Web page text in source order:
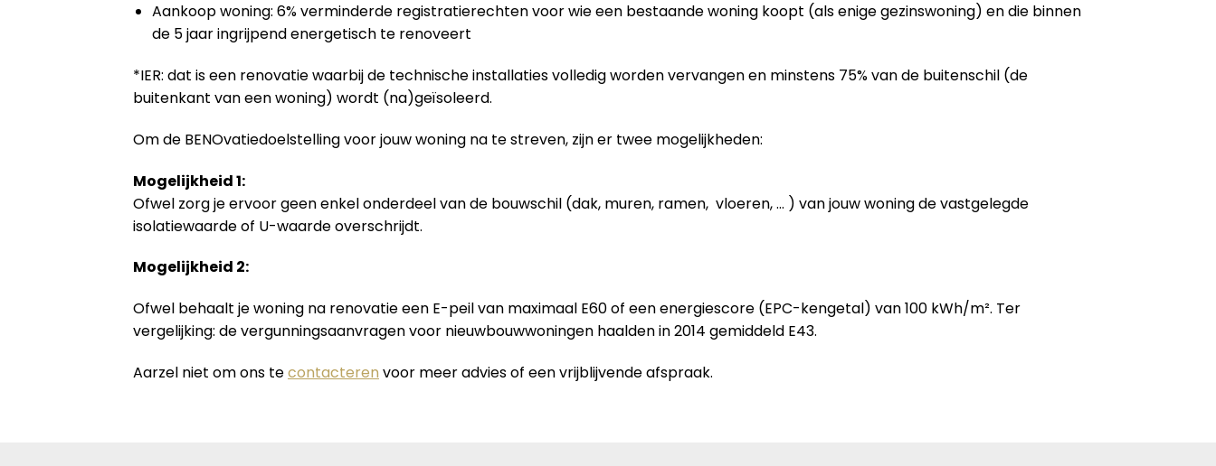
Aankoop woning: 6% verminderde registratierechten voor wie een bestaande woning koopt (als enige gezinswoning) en die binnen
de 5 jaar ingrijpend energetisch te renoveert
*IER: dat is een renovatie waarbij de technische installaties volledig worden vervangen en minstens 75% van de buitenschil (de
buitenkant van een woning) wordt (na)geïsoleerd.
Om de BENOvatiedoelstelling voor jouw woning na te streven, zijn er twee mogelijkheden:
Mogelijkheid 1:
Ofwel zorg je ervoor geen enkel onderdeel van de bouwschil (dak, muren, ramen, vloeren, … ) van jouw woning de vastgelegde
isolatiewaarde of U-waarde overschrijdt.
Mogelijkheid 2:
Ofwel behaalt je woning na renovatie een E-peil van maximaal E60 of een energiescore (EPC-kengetal) van 100 kWh/m². Ter
vergelijking: de vergunningsaanvragen voor nieuwbouwwoningen haalden in 2014 gemiddeld E43.
Aarzel niet om ons tecontacteren voor meer advies of een vrijblijvende afspraak.